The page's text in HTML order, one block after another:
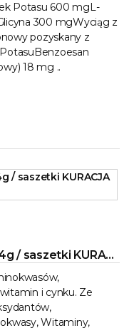
Potasu 600 mgL-
300 mgWyciąg z
pozyskany z
18 mg ..
Viusid® suplement diety 90 x 4g / saszetki KURACJA 30 DNI ( 1 miesiąc) !
i cynku. Ze
Witaminy,